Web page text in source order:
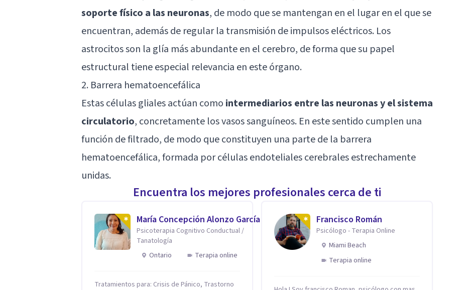
soporte físico a las neuronas, de modo que se mantengan en el lugar en el que se
encuentran, además de regular la transmisión de impulsos eléctricos. Los
astrocitos son la glía más abundante en el cerebro, de forma que su papel
estructural tiene especial relevancia en este órgano.
2. Barrera hematoencefálica
Estas células gliales actúan como intermediarios entre las neuronas y el sistema
circulatorio, concretamente los vasos sanguíneos. En este sentido cumplen una
función de filtrado, de modo que constituyen una parte de la barrera
hematoencefálica, formada por células endoteliales cerebrales estrechamente
unidas.
Encuentra los mejores profesionales cerca de ti
María Concepción Alonzo García
Psicoterapia Cognitivo Conductual /
Tanatología
Ontario
Terapia online
Tratamientos para: Crisis de Pánico, Trastorno
Francisco Román
Psicólogo - Terapia Online
Miami Beach
Terapia online